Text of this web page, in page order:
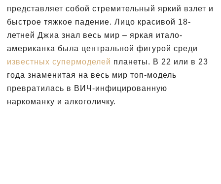
представляет собой стремительный яркий взлет и
быстрое тяжкое падение. Лицо красивой 18-
летней Джиа знал весь мир – яркая итало-
американка была центральной фигурой среди
известных супермоделей планеты. В 22 или в 23
года знаменитая на весь мир топ-модель
превратилась в ВИЧ-инфицированную
наркоманку и алкоголичку.